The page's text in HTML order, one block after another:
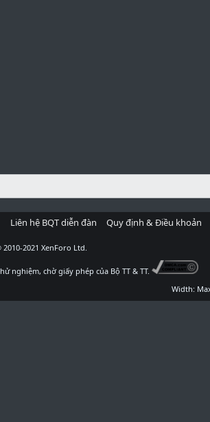
Liên hệ BQT diễn đàn Quy định & Điều khoản
2010-2021 XenForo Ltd.
nghiệm, chờ giấy phép của Bộ TT & TT.
Width